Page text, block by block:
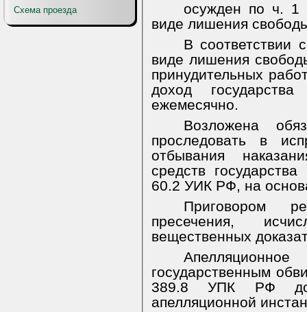
Схема проезда
осужден по ч.
виде лишения
В соответствии
виде лишения
принудительных
доход
ежемесячно.
Возложена
проследовать в
отбывания
средств
60.2 УИК РФ, на
Приговором
пресечения,
вещественных
государственным
389.8 УПК РФ до
апелляционной